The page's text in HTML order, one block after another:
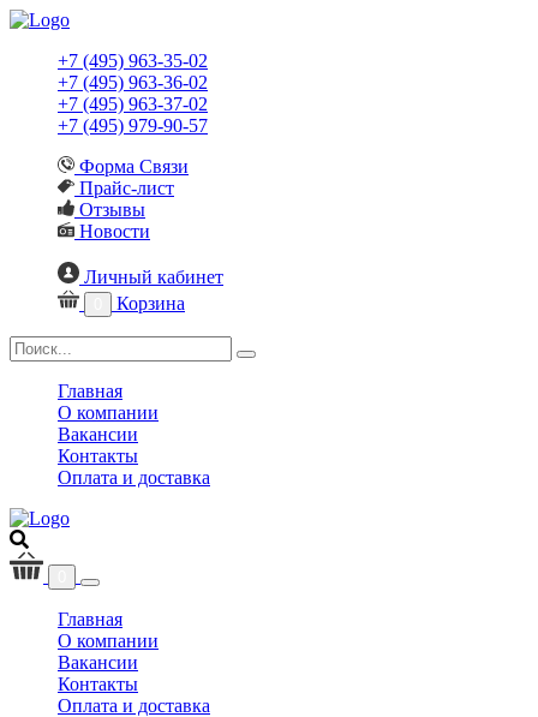
+7 (495) 963-35-02
+7 (495) 963-36-02
+7 (495) 963-37-02
+7 (495) 979-90-57
Форма Связи
Прайс-лист
Отзывы
Новости
Личный кабинет
Корзина
Главная
О компании
Вакансии
Контакты
Оплата и доставка
Главная(current)
О компании
Вакансии
Контакты
Оплата и доставка